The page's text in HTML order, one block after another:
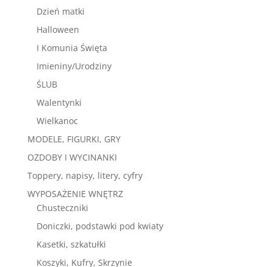
Dzień matki
Halloween
I Komunia Święta
Imieniny/Urodziny
ŚLUB
Walentynki
Wielkanoc
MODELE, FIGURKI, GRY
OZDOBY I WYCINANKI
Toppery, napisy, litery, cyfry
WYPOSAŻENIE WNĘTRZ
Chusteczniki
Doniczki, podstawki pod kwiaty
Kasetki, szkatułki
Koszyki, Kufry, Skrzynie